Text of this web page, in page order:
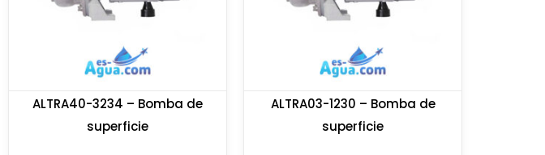
ALTRA40-3234 – Bomba de
superficie
ALTRA03-1230 – Bomba de
superficie